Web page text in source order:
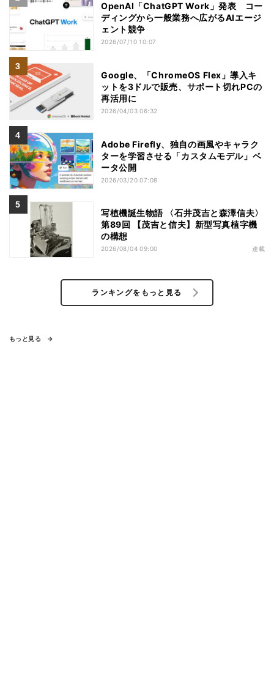
OpenAI「ChatGPT Work」発表 コー
ディングから一般業務へ広がるAIエージ
ェント競争
2026/07/10 10:07
Google、「ChromeOS Flex」導入キ
ットを3ドルで販売、サポート切れPCの
再活用に
2026/04/03 06:32
Adobe Firefly、独自の画風やキャラク
ターを学習させる「カスタムモデル」ベ
ータ公開
2026/03/20 07:08
写植機誕生物語 〈石井茂吉と森澤信夫〉
第89回 【茂吉と信夫】新型写真植字機
の構想
2026/08/04 09:00 連載
ランキングをもっと見る
もっと見る